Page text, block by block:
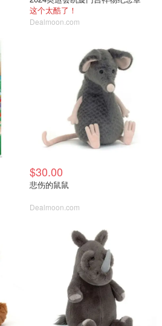
这个太酷了！
Dealmoon.com
$30.00
悲伤的鼠鼠
Dealmoon.com